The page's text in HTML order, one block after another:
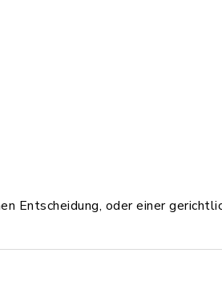
Entscheidung, oder einer